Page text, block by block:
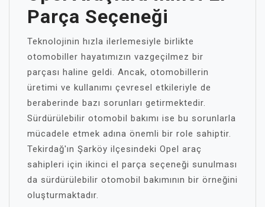
Parça Seçeneği
Teknolojinin hızla ilerlemesiyle birlikte
otomobiller hayatımızın vazgeçilmez bir
parçası haline geldi. Ancak, otomobillerin
üretimi ve kullanımı çevresel etkileriyle de
beraberinde bazı sorunları getirmektedir.
Sürdürülebilir otomobil bakımı ise bu sorunlarla
mücadele etmek adına önemli bir role sahiptir.
Tekirdağ'ın Şarköy ilçesindeki Opel araç
sahipleri için ikinci el parça seçeneği sunulması
da sürdürülebilir otomobil bakımının bir örneğini
oluşturmaktadır.